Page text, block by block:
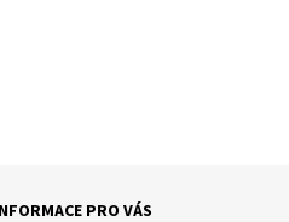
PRO VÁS